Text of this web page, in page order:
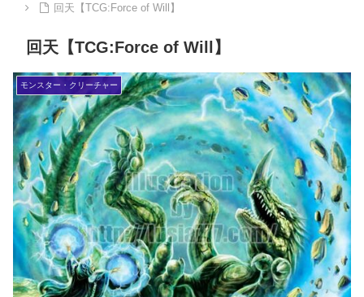
回天【TCG:Force of Will】
回天【TCG:Force of Will】
モンスター・クリーチャー